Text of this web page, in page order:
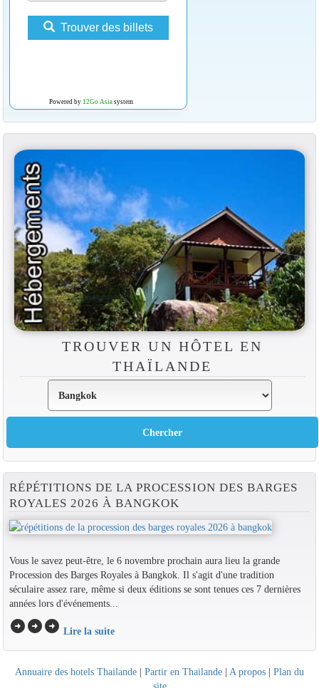
Trouver des billets
Powered by 12Go Asiasystem
TROUVER UN HÔTEL EN
THAÏLANDE
RÉPÉTITIONS DE LA PROCESSION DES BARGES
ROYALES 2026 À BANGKOK
Vous le savez peut-être, le 6 novembre prochain aura lieu la grande
Procession des Barges Royales à Bangkok. Il s'agit d'une tradition
séculaire assez rare, même si deux éditions se sont tenues ces 7 dernières
années lors d'événements...
arrow_circle_rightarrow_circle_rightarrow_circle_right Lire la suite
Annuaire des hotels Thailande | Partir en Thailande | A propos | Plan du